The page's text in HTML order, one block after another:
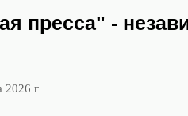
пресса" -
2026 г